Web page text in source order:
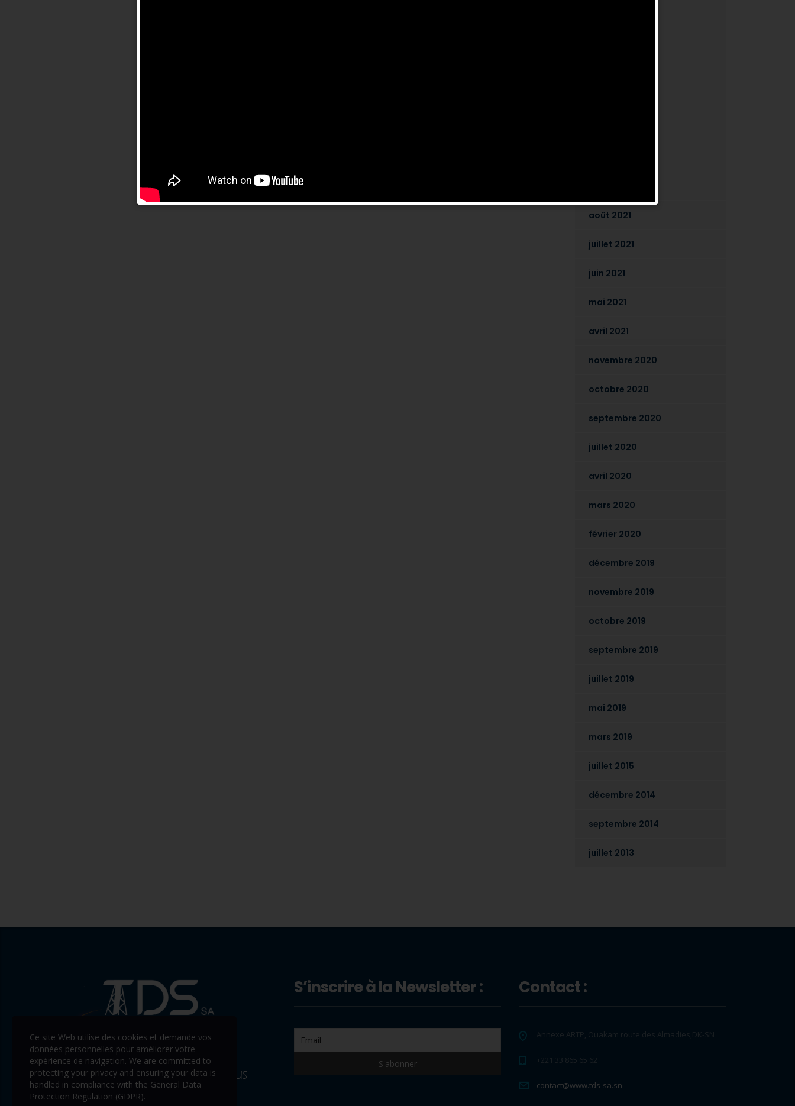
août 2021
juillet 2021
juin 2021
mai 2021
avril 2021
novembre 2020
octobre 2020
septembre 2020
juillet 2020
avril 2020
mars 2020
février 2020
décembre 2019
novembre 2019
octobre 2019
septembre 2019
juillet 2019
mai 2019
mars 2019
juillet 2015
décembre 2014
septembre 2014
juillet 2013
S’inscrire à la Newsletter : Contact :
Annexe ARTP, Ouakam route des Almadies,DK-SN
+221 33 865 65 62
contact@www.tds-sa.sn
Ce site Web utilise des cookies et demande vos
données personnelles pour améliorer votre
expérience de navigation. We are committed to
protecting your privacy and ensuring your data is
handled in compliance with the General Data
Protection Regulation (GDPR).